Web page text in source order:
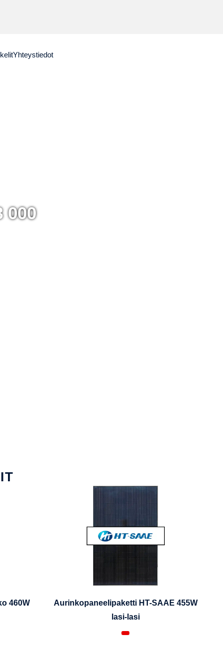
Yhteystiedot
000
460W
Aurinkopaneelipaketti HT-SAAE 455W
lasi-lasi